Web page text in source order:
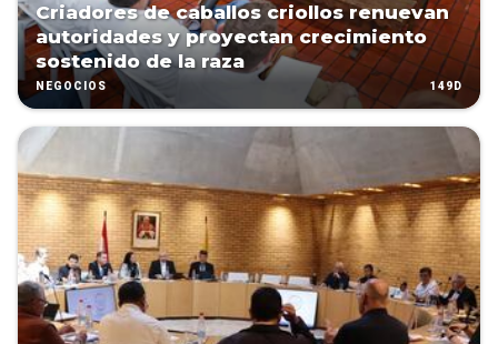
Criadores de caballos criollos renuevan
autoridades y proyectan crecimiento
sostenido de la raza
NEGOCIOS 149D